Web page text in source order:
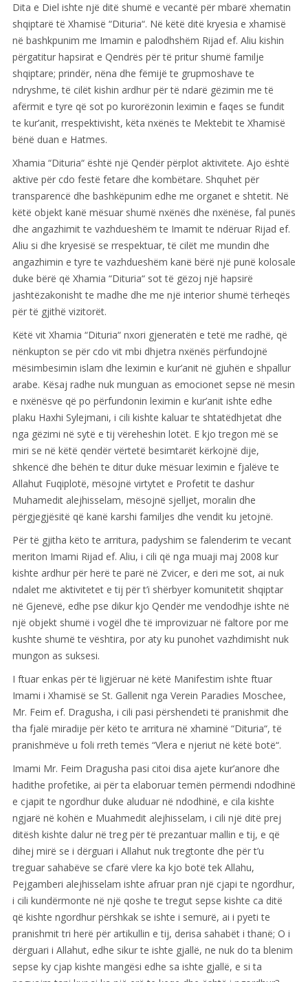
Dita e Diel ishte një ditë shumë e vecantë për mbarë xhematin
shqiptarë të Xhamisë “Dituria“. Në këtë ditë kryesia e xhamisë
në bashkpunim me Imamin e palodhshëm Rijad ef. Aliu kishin
përgatitur hapsirat e Qendrës për të pritur shumë familje
shqiptare; prindër, nëna dhe fëmijë te grupmoshave te
ndryshme, të cilët kishin ardhur për të ndarë gëzimin me të
afërmit e tyre që sot po kurorëzonin leximin e faqes se fundit
te kur’anit, rrespektivisht, këta nxënës te Mektebit te Xhamisë
bënë duan e Hatmes.
Xhamia “Dituria“ është një Qendër përplot aktivitete. Ajo është
aktive për cdo festë fetare dhe kombëtare. Shquhet për
transparencë dhe bashkëpunim edhe me organet e shtetit. Në
këtë objekt kanë mësuar shumë nxënës dhe nxënëse, fal punës
dhe angazhimit te vazhdueshëm te Imamit te ndëruar Rijad ef.
Aliu si dhe kryesisë se rrespektuar, të cilët me mundin dhe
angazhimin e tyre te vazhdueshëm kanë bërë një punë kolosale
duke bërë që Xhamia “Dituria“ sot të gëzoj një hapsirë
jashtëzakonisht te madhe dhe me një interior shumë tërheqës
për të gjithë vizitorët.
Këtë vit Xhamia “Dituria“ nxori gjeneratën e tetë me radhë, që
nënkupton se për cdo vit mbi dhjetra nxënës përfundojnë
mësimbesimin islam dhe leximin e kur’anit në gjuhën e shpallur
arabe. Kësaj radhe nuk munguan as emocionet sepse në mesin
e nxënësve që po përfundonin leximin e kur’anit ishte edhe
plaku Haxhi Sylejmani, i cili kishte kaluar te shtatëdhjetat dhe
nga gëzimi në sytë e tij vëreheshin lotët. E kjo tregon më se
miri se në këtë qendër vërtetë besimtarët kërkojnë dije,
shkencë dhe bëhën te ditur duke mësuar leximin e fjalëve te
Allahut Fuqiplotë, mësojnë virtytet e Profetit te dashur
Muhamedit alejhisselam, mësojnë sjelljet, moralin dhe
përgjegjësitë që kanë karshi familjes dhe vendit ku jetojnë.
Për të gjitha këto te arritura, padyshim se falenderim te vecant
meriton Imami Rijad ef. Aliu, i cili që nga muaji maj 2008 kur
kishte ardhur për herë te parë në Zvicer, e deri me sot, ai nuk
ndalet me aktivitetet e tij për t’i shërbyer komunitetit shqiptar
në Gjenevë, edhe pse dikur kjo Qendër me vendodhje ishte në
një objekt shumë i vogël dhe të improvizuar në faltore por me
kushte shumë te vështira, por aty ku punohet vazhdimisht nuk
mungon as suksesi.
I ftuar enkas për të ligjëruar në këtë Manifestim ishte ftuar
Imami i Xhamisë se St. Gallenit nga Verein Paradies Moschee,
Mr. Feim ef. Dragusha, i cili pasi përshendeti të pranishmit dhe
tha fjalë miradije për këto te arritura në xhaminë “Dituria“, të
pranishmëve u foli rreth temës “Vlera e njeriut në këtë botë“.
Imami Mr. Feim Dragusha pasi citoi disa ajete kur’anore dhe
hadithe profetike, ai për ta elaboruar temën përmendi ndodhinë
e cjapit te ngordhur duke aluduar në ndodhinë, e cila kishte
ngjarë në kohën e Muahmedit alejhisselam, i cili një ditë prej
ditësh kishte dalur në treg për të prezantuar mallin e tij, e që
dihej mirë se i dërguari i Allahut nuk tregtonte dhe për t’u
treguar sahabëve se cfarë vlere ka kjo botë tek Allahu,
Pejgamberi alejhisselam ishte afruar pran një cjapi te ngordhur,
i cili kundërmonte në një qoshe te tregut sepse kishte ca ditë
që kishte ngordhur përshkak se ishte i semurë, ai i pyeti te
pranishmit tri herë për artikullin e tij, derisa sahabët i thanë; O i
dërguari i Allahut, edhe sikur te ishte gjallë, ne nuk do ta blenim
sepse ky cjap kishte mangësi edhe sa ishte gjallë, e si ta